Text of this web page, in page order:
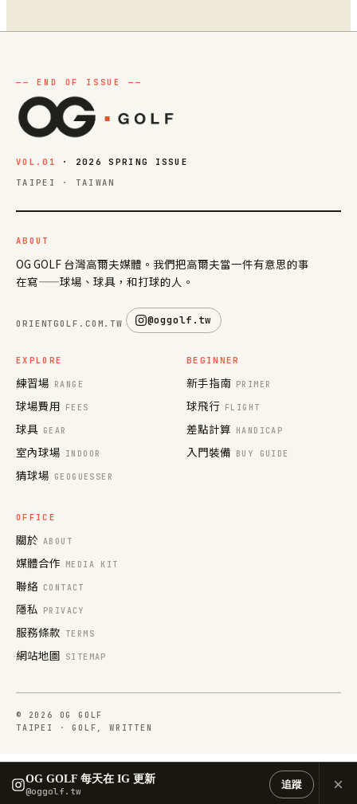
VOL.01
· 2026 SPRING ISSUE
TAIPEI · TAIWAN
ABOUT
OG GOLF 台灣高爾夫媒體。我們把高爾夫當一件有意思的事
在寫——球場、球具，和打球的人。
ORIENTGOLF.COM.TW @oggolf.tw
EXPLORE
練習場 RANGE
球場費用 FEES
球具 GEAR
室內球場 INDOOR
猜球場 GEOGUESSER
BEGINNER
新手指南 PRIMER
球飛行 FLIGHT
差點計算 HANDICAP
入門裝備 BUY GUIDE
OFFICE
關於 ABOUT
媒體合作 MEDIA KIT
聯絡 CONTACT
隱私 PRIVACY
服務條款 TERMS
網站地圖 SITEMAP
© 2026 OG GOLF
TAIPEI · GOLF, WRITTEN
OG GOLF 每天在 IG 更新
@oggolf.tw
追蹤 ×